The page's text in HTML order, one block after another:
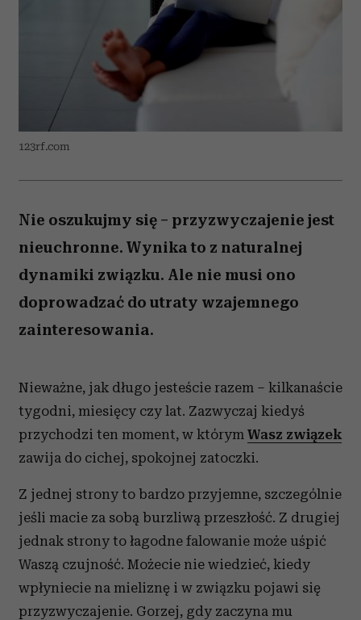
123rf.com
Nie oszukujmy się – przyzwyczajenie jest
nieuchronne. Wynika to z naturalnej
dynamiki związku. Ale nie musi ono
doprowadzać do utraty wzajemnego
zainteresowania.
Nieważne, jak długo jesteście razem – kilkanaście
tygodni, miesięcy czy lat. Zazwyczaj kiedyś
przychodzi ten moment, w którym Wasz związek
zawija do cichej, spokojnej zatoczki.
Z jednej strony to bardzo przyjemne, szczególnie
jeśli macie za sobą burzliwą przeszłość. Z drugiej
jednak strony to łagodne falowanie może uśpić
Waszą czujność. Możecie nie wiedzieć, kiedy
wpłyniecie na mieliznę i w związku pojawi się
przyzwyczajenie. Gorzej, gdy zaczyna mu